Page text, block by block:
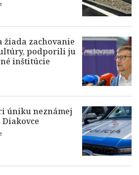
žiada zachovanie
podporili ju
inštitúcie
úniku neznámej